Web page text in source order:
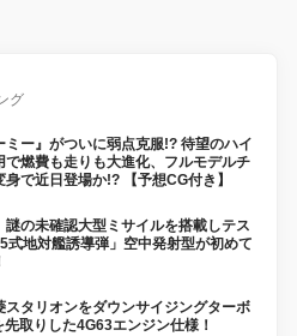
グ
ミー』がついに弱点克服!? 待望のハイ
で燃費も走りも大進化、フルモデルチ
身で近日登場か!? 【予想CG付き】
謎の未確認大型ミサイルを搭載しテス
式地対艦誘導弾」空中発射型が初めて
スタリオンをダウンサイジングターボ
取りした4G63エンジン仕様！